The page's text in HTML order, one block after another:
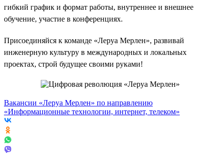
гибкий график и формат работы, внутреннее и внешнее
обучение, участие в конференциях.
Присоединяйся к команде «Леруа Мерлен», развивай
инженерную культуру в международных и локальных
проектах, строй будущее своими руками!
Вакансии «Леруа Мерлен» по направлению
«Информационные технологии, интернет, телеком»